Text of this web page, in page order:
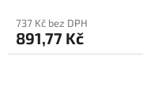
737 Kč bez DPH
891,77 Kč